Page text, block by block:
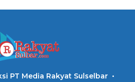
PT Media Rakyat Sulselbar